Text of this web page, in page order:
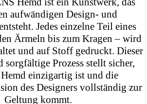
Styling-Tipps
von GERMENS lässt sich
Tragen Sie es zu einem
für besondere Anlässe oder zu
für einen entspannten Look.
eignen sich unsere leichten
hervorragend und vermitteln